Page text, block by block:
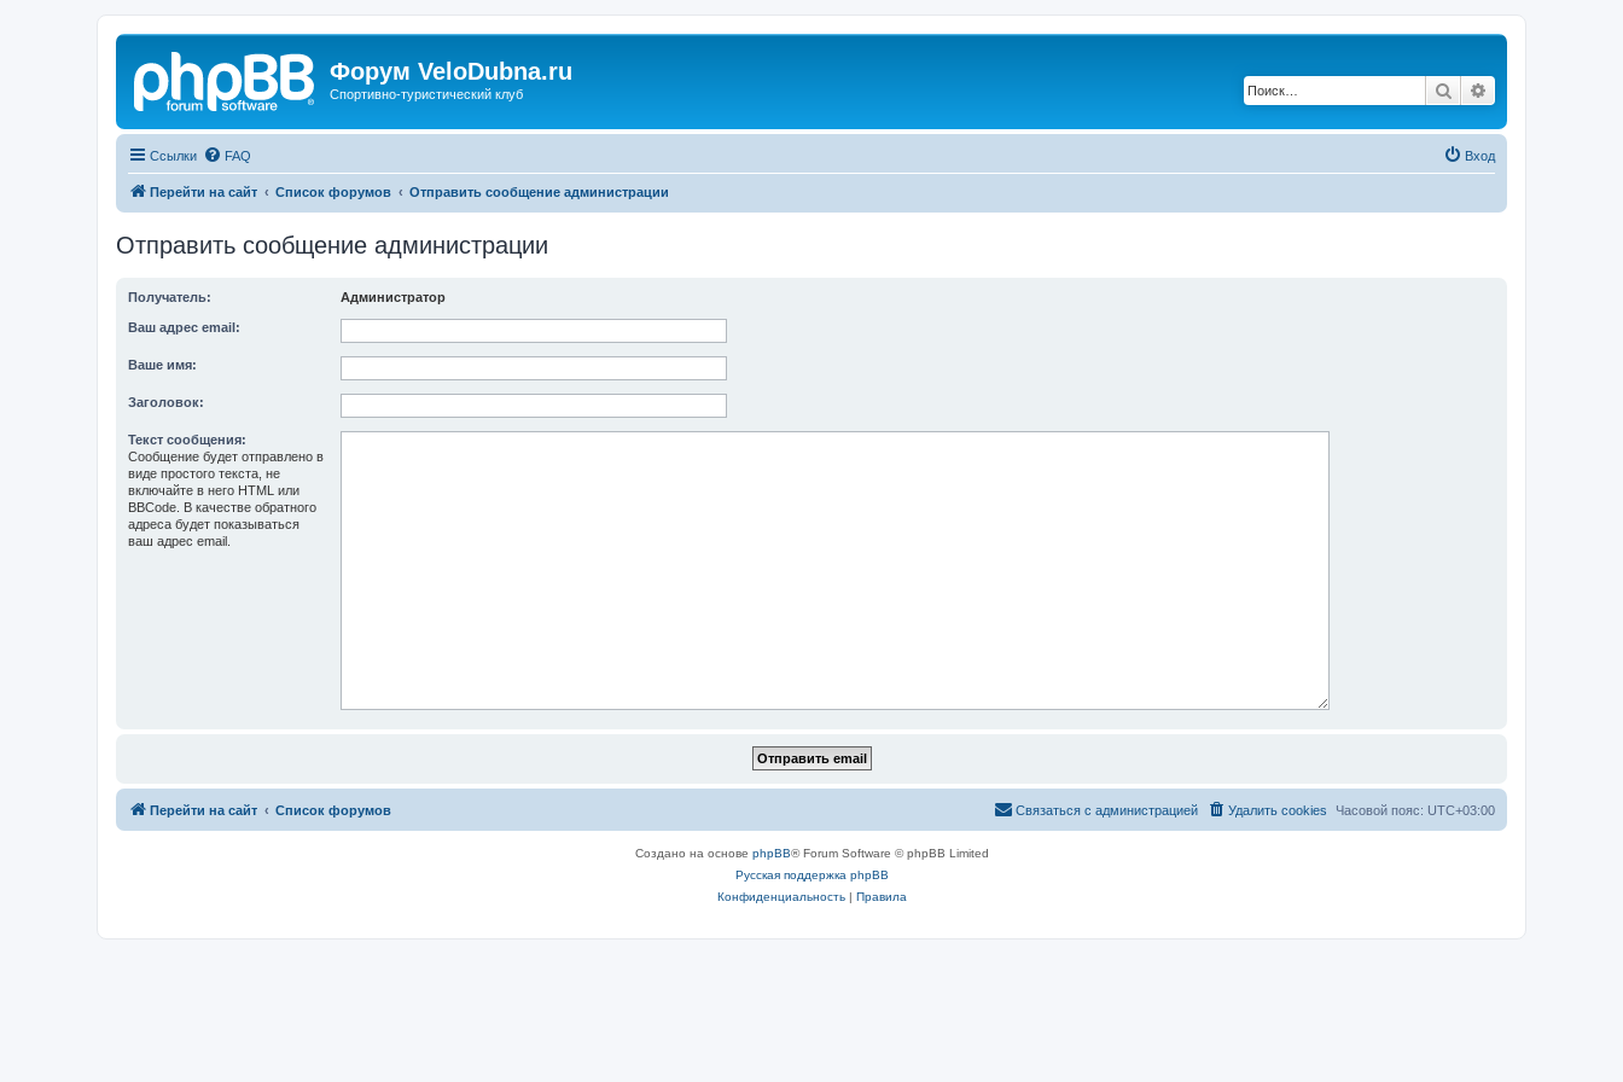
Форум VeloDubna.ru
Спортивно-туристический клуб Поиск
Ссылки FAQ Вход
Перейти на сайт Список форумов Отправить сообщение администрации
Отправить сообщение администрации
Получатель: Администратор
Ваш адрес email:
Ваше имя:
Заголовок:
Текст сообщения:
Сообщение будет отправлено в
виде простого текста, не
включайте в него HTML или
BBCode. В качестве обратного
адреса будет показываться
ваш адрес email.
Перейти на сайт Список форумов Часовой пояс: UTC+03:00
Удалить cookies
Связаться с администрацией
Создано на основе phpBB® Forum Software © phpBB Limited
Русская поддержка phpBB
Конфиденциальность| Правила